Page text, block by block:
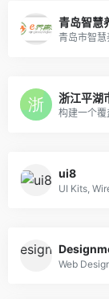
青岛智慧
青岛市智慧
ui8